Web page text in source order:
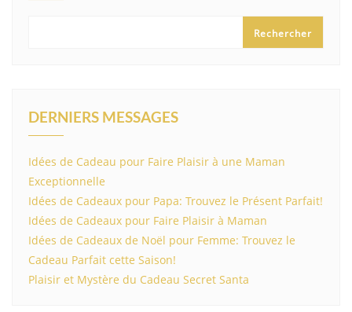
Rechercher
DERNIERS MESSAGES
Idées de Cadeau pour Faire Plaisir à une Maman
Exceptionnelle
Idées de Cadeaux pour Papa: Trouvez le Présent Parfait!
Idées de Cadeaux pour Faire Plaisir à Maman
Idées de Cadeaux de Noël pour Femme: Trouvez le
Cadeau Parfait cette Saison!
Plaisir et Mystère du Cadeau Secret Santa